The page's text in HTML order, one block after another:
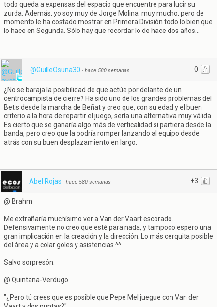
todo queda a expensas del espacio que encuentre para lucir su
zurda. Además, yo soy muy de Jorge Molina, muy mucho, pero de
momento le ha costado mostrar en Primera División todo lo bien que
lo hace en Segunda. Sólo hay que recordar lo de hace dos años...
0
@GuilleOsuna30 · hace 580 semanas
¿No se baraja la posibilidad de que actúe por delante de un
centrocampista de cierre? Ha sido uno de los grandes problemas del
Betis desde la marcha de Beñat y creo que, con su edad y el buen
criterio a la hora de repartir el juego, sería una alternativa muy válida.
Es cierto que se ganaría algo más de verticalidad si partiera desde la
banda, pero creo que la podría romper lanzando al equipo desde
atrás con su buen desplazamiento en largo.
+3
Abel Rojas · hace 580 semanas
@ Brahm
Me extrañaría muchísimo ver a Van der Vaart escorado.
Defensivamente no creo que esté para nada, y tampoco espero una
gran implicación en la creación y la dirección. Lo más cerquita posible
del área y a colar goles y asistencias ^^
Salvo sorpresón.
@ Quintana-Verdugo
"¿Pero tú crees que es posible que Pepe Mel juegue con Van der